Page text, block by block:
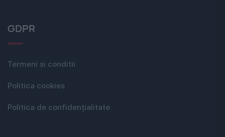
GDPR
Termeni si conditii
Politica cookies
Politica de confidențialitate